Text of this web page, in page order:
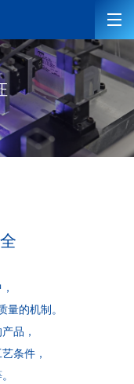
的机制。
品，
条件，